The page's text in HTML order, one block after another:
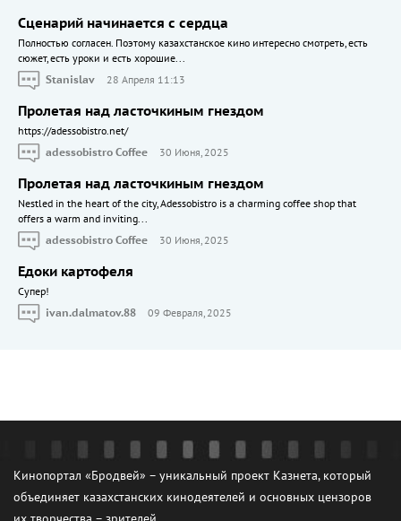
Сценарий начинается с сердца
Полностью согласен. Поэтому казахстанское кино интересно смотреть, есть
сюжет, есть уроки и есть хорошие...
Stanislav
28 Апреля 11:13
Пролетая над ласточкиным гнездом
https://adessobistro.net/
adessobistro Coffee
30 Июня, 2025
Пролетая над ласточкиным гнездом
Nestled in the heart of the city, Adessobistro is a charming coffee shop that
offers a warm and inviting...
adessobistro Coffee
30 Июня, 2025
Едоки картофеля
Cупер!
ivan.dalmatov.88
09 Февраля, 2025
Кинопортал «Бродвей» – уникальный проект Казнета, который
объединяет казахстанских кинодеятелей и основных цензоров